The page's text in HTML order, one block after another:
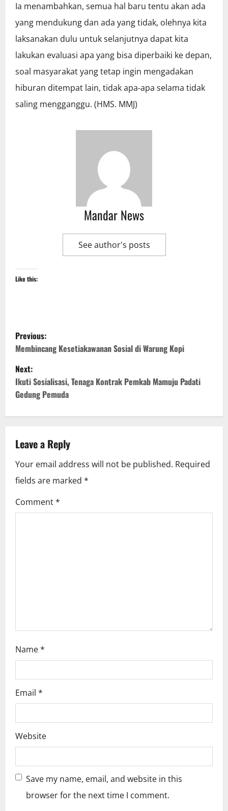
Ia menambahkan, semua hal baru tentu akan ada
yang mendukung dan ada yang tidak, olehnya kita
laksanakan dulu untuk selanjutnya dapat kita
lakukan evaluasi apa yang bisa diperbaiki ke depan,
soal masyarakat yang tetap ingin mengadakan
hiburan ditempat lain, tidak apa-apa selama tidak
saling mengganggu. (HMS. MMJ)
Mandar News
See author's posts
Like this:
P
o
s
t
n
a
v
i
g
Previous:
Membincang Kesetiakawanan Sosial di Warung Kopi
Next:
Ikuti Sosialisasi, Tenaga Kontrak Pemkab Mamuju Padati
Gedung Pemuda
Leave a Reply
Your email address will not be published. Required
fields are marked *
Comment*
Name*
Email *
Website
Save my name, email, and website in this
browser for the next time I comment.